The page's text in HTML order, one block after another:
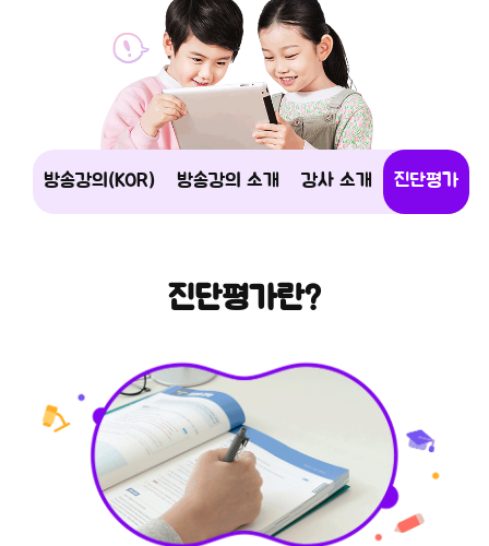
방송강의(KOR) 방송강의 소개 강사 소개 진단평가
진단평가란?